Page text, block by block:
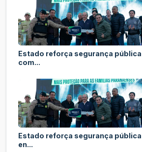
Estado reforça segurança
com...
Estado reforça segurança
en...